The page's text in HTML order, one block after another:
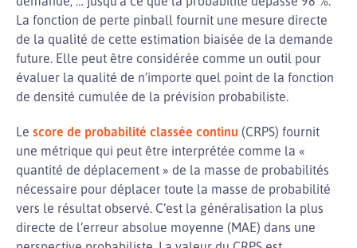
La fonction de perte pinball fournit une mesure directe
de la qualité de cette estimation biaisée de la demande
future. Elle peut être considérée comme un outil pour
évaluer la qualité de n’importe quel point de la fonction
de densité cumulée de la prévision probabiliste.
Le score de probabilité classée continu (CRPS) fournit
une métrique qui peut être interprétée comme la «
quantité de déplacement » de la masse de probabilités
nécessaire pour déplacer toute la masse de probabilité
vers le résultat observé. C’est la généralisation la plus
directe de l’erreur absolue moyenne (MAE) dans une